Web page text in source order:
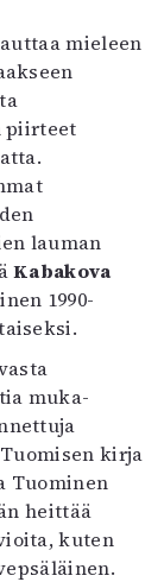
mieleen
piirteet
lauman
Kabakova
1990-
muka-
kirja
Tuominen
heittää
kuten